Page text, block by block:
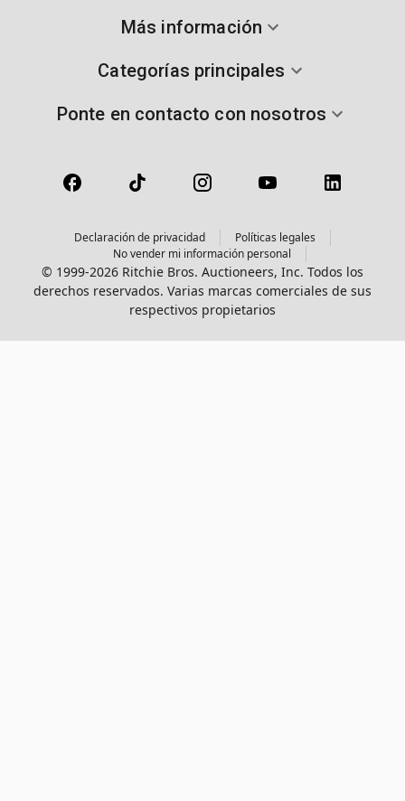
Más información
Categorías principales
Ponte en contacto con nosotros
Declaración de privacidad
Políticas legales
No vender mi información personal
© 1999-2026 Ritchie Bros. Auctioneers, Inc. Todos los
derechos reservados. Varias marcas comerciales de sus
respectivos propietarios